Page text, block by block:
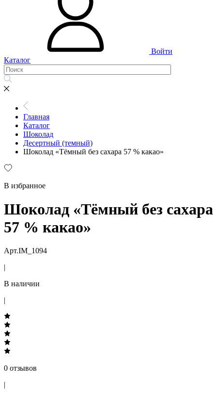
Войти
Каталог
Главная
Каталог
Шоколад
Десертный (темный)
Шоколад «Тёмный без сахара 57 % какао»
В избранное
Шоколад «Тёмный без сахара
57 % какао»
Арт.IM_1094
|
В наличии
|
0 отзывов
|